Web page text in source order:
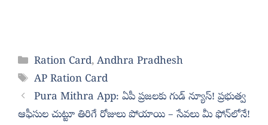
Categories
Ration Card,Andhra Pradhesh
Tags
AP Ration Card
Pura Mithra App: ఏపీ ప్రజలకు గుడ్ న్యూస్! ప్రభుత్వ
ఆఫీసుల చుట్టూ తిరిగే రోజులు పోయాయి – సేవలు మీ ఫోన్‌లోనే!